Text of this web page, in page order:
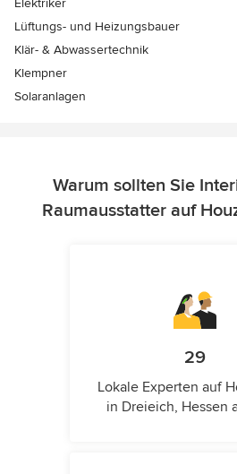
Elektriker
Lüftungs- und Heizungsbauer
Klär- & Abwassertechnik
Klempner
Solaranlagen
Warum sollten Sie
Raumausstatter auf
29
Lokale Experten auf
in Dreieich, Hessen